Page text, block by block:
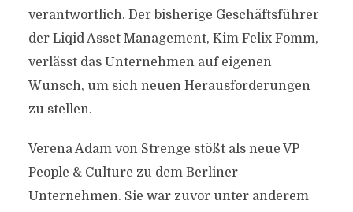
verantwortlich. Der bisherige Geschäftsführer
der Liqid Asset Management, Kim Felix Fomm,
verlässt das Unternehmen auf eigenen
Wunsch, um sich neuen Herausforderungen
zu stellen.
Verena Adam von Strenge stößt als neue VP
People & Culture zu dem Berliner
Unternehmen. Sie war zuvor unter anderem